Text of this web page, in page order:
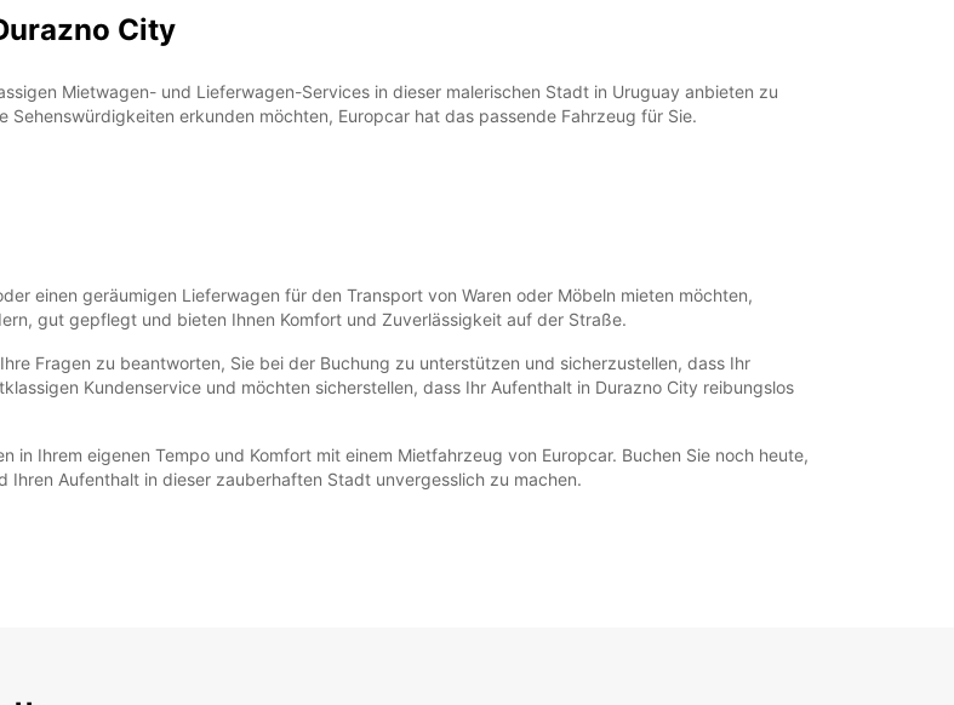
City
Mietwagen- und Lieferwagen-Services in dieser malerischen Stadt in Uruguay anbieten zu
erkunden möchten, Europcar hat das passende Fahrzeug für Sie.
einen geräumigen Lieferwagen für den Transport von Waren oder Möbeln mieten möchten,
gut gepflegt und bieten Ihnen Komfort und Zuverlässigkeit auf der Straße.
Fragen zu beantworten, Sie bei der Buchung zu unterstützen und sicherzustellen, dass Ihr
Kundenservice und möchten sicherstellen, dass Ihr Aufenthalt in Durazno City reibungslos
in Ihrem eigenen Tempo und Komfort mit einem Mietfahrzeug von Europcar. Buchen Sie noch heute,
Aufenthalt in dieser zauberhaften Stadt unvergesslich zu machen.